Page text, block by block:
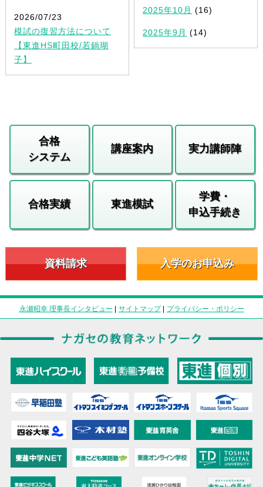
2026/07/23
模試の復習方法について
【東進HS町田校/若鍋瑚
子】
2025年10月 (16)
2025年9月 (14)
合格
システム
講座案内 実力講師陣
合格実績 東進模試
学費・
申込手続き
資料請求 入学のお申込み
永瀬昭幸 理事長インタビュー | サイトマップ| プライバシー・ポリシー